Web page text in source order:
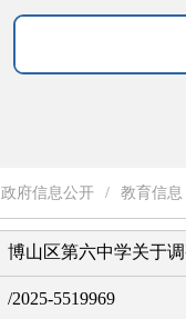
政府信息公开 / 教育信息
博山区第六中学关于
/2025-5519969